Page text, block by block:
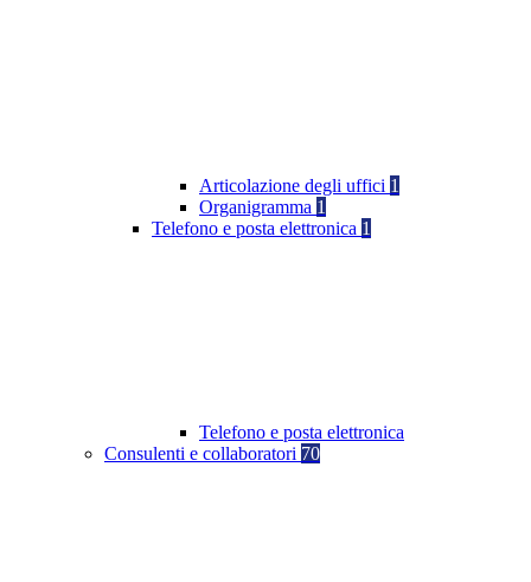
Articolazione degli uffici 1
Organigramma 1
Telefono e posta elettronica 1
Telefono e posta elettronica
Consulenti e collaboratori 70